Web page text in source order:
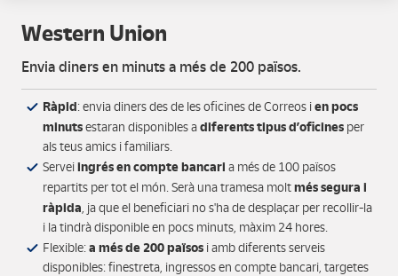
Western Union
Envia diners en minuts a més de 200 països.
Ràpid: envia diners des de les oficines de Correos ien pocs
minutsestaran disponibles adiferents tipus d’oficines per
als teus amics i familiars.
Serveiingrés en compte bancari a més de 100 països
repartits per tot el món. Serà una tramesa moltmés segura i
ràpida, ja que el beneficiari no s'ha de desplaçar per recollir-la
i la tindrà disponible en pocs minuts, màxim 24 hores.
Flexible:a més de 200 països i amb diferents serveis
disponibles: finestreta, ingressos en compte bancari, targetes